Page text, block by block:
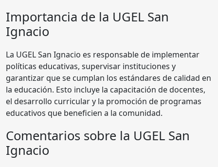
Importancia de la UGEL San
Ignacio
La UGEL San Ignacio es responsable de implementar
políticas educativas, supervisar instituciones y
garantizar que se cumplan los estándares de calidad en
la educación. Esto incluye la capacitación de docentes,
el desarrollo curricular y la promoción de programas
educativos que beneficien a la comunidad.
Comentarios sobre la UGEL San
Ignacio